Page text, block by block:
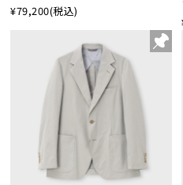
¥79,200(税込)